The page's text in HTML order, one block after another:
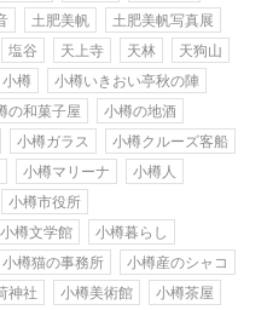
土肥美帆
土肥美帆写真展
塩谷 天上寺 天林
天狗山
小樽
小樽いきおい亭秋の陣
の和菓子屋
小樽の地酒
小樽ガラス
小樽クルーズ客船
小樽マリーナ
小樽人
小樽市役所
小樽文学館
小樽暮らし
小樽猫の事務所
小樽産のシャコ
神社 小樽美術館
小樽茶屋